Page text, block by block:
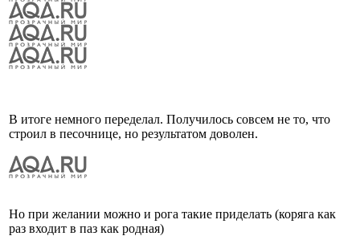
В итоге немного переделал. Получилось совсем не то, что
строил в песочнице, но результатом доволен.
Но при желании можно и рога такие приделать (коряга как
раз входит в паз как родная)